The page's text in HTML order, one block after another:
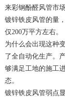
来彩钢酚醛风管市
镀锌铁皮风管的量
仅200万平方左右。
为什么会出现这种
了全自动化生产。
够满足工地的施工
态。
镀锌铁皮风管弱点